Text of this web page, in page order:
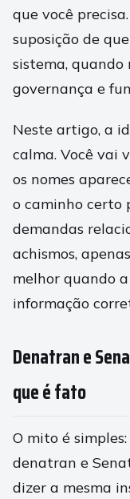
que você
suposição de
sistema, quando
governança e
Neste artigo, a
calma. Você vai
os nomes
o caminho certo
demandas
achismos,
melhor quando
informação
Denatran e
que é fato
O mito é
denatran e
dizer a mesma